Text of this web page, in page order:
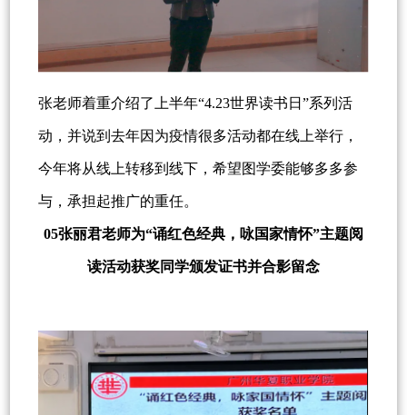
张老师着重介绍了上半年“4.23世界读书日”系列活
动，并说到去年因为疫情很多活动都在线上举行，
今年将从线上转移到线下，希望图学委能够多多参
与，承担起推广的重任。
05张丽君老师为“诵红色经典，咏国家情怀”主题阅
读活动获奖同学颁发证书并合影留念